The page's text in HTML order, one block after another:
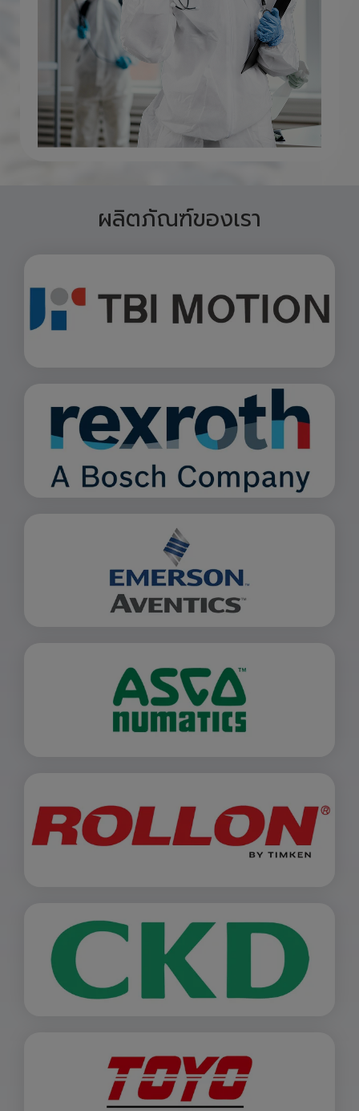
ผลิตภัณฑ์ของเรา